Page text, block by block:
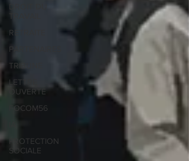
TRAVAIL
RETRAITE
PARTENAIRES
TRIBUNE
LETTRE
OUVERTE
FOCOM56
PROTECTION
SOCIALE